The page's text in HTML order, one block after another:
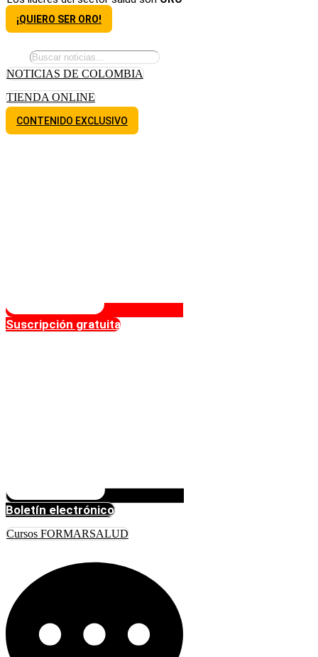
¡QUIERO SER ORO!
NOTICIAS DE COLOMBIA
TIENDA ONLINE
CONTENIDO EXCLUSIVO
Suscripción gratuita
Boletín electrónico
Cursos FORMARSALUD